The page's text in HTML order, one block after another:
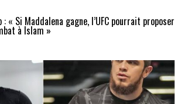
: « Si Maddalena gagne, l’UFC pourrait proposer
à Islam »